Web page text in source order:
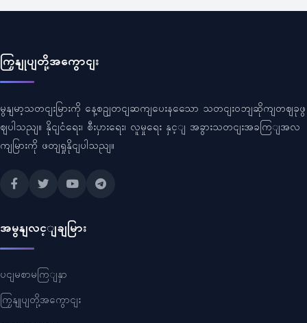
ကြှနျုပျတို့အကွောငျး
မွနျမာ့သတငျးမြားကို နေ့စဥျတငျဆကျပေးနသေော သတငျးဝဘျဆိုကျတဈခုဖွ
ဈပါသညျ။ နိုငျငံရေး၊ စီးပှားရေး၊ လူမှုရေး နှင့ျ အခွားသတငျးအခကြျအလ
ကျမြားကို ဖတျရှုနိုငျပါသညျ။
အမွနျလင့ျချမြား
ပငျမစာမကြျနှာ
ကြှနျုပျတို့အကွောငျး